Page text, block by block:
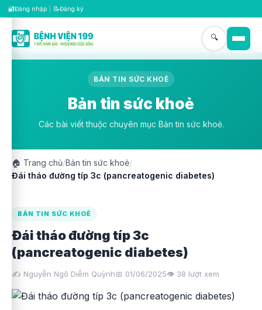
🔐Đăng nhập 📝Đăng ký
🔍
BẢN TIN SỨC KHOẺ
Bản tin sức khoẻ
Các bài viết thuộc chuyên mục Bản tin sức khoẻ.
🏠 Trang chủ/Bản tin sức khoẻ/
Đái tháo đường típ 3c (pancreatogenic diabetes)
BẢN TIN SỨC KHOẺ
Đái tháo đường típ 3c
(pancreatogenic diabetes)
✍️ Nguyễn Ngô Diễm Quỳnh📅 01/06/2025👁️ 38 lượt xem